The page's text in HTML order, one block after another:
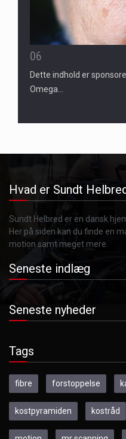
06
Dette indhold er
Omega…
Hvad er Sundt
Sundt Helbred er en dansk
Her på siden kan du finde en
motion samt meget mere.
Seneste indlæg
Seneste nyheder
Tags
fibre forstoppelse
kostpyramiden kostråd